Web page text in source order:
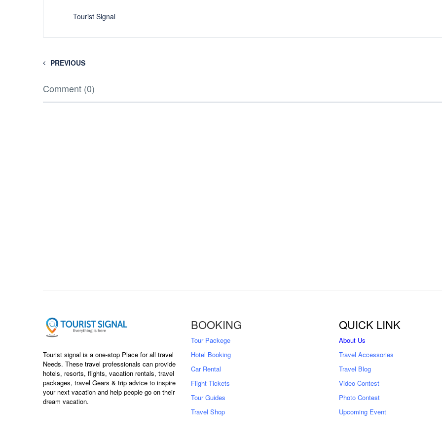
Tourist Signal
PREVIOUS
Comment (0)
Tourist signal is a one-stop Place for all travel
Needs. These travel professionals can provide
hotels, resorts, flights, vacation rentals, travel
packages, travel Gears & trip advice to inspire
your next vacation and help people go on their
dream vacation.
BOOKING
Tour Packege
Hotel Booking
Car Rental
Flight Tickets
Tour Guides
Travel Shop
QUICK LINK
About Us
Travel Accessories
Travel Blog
Video Contest
Photo Contest
Upcoming Event